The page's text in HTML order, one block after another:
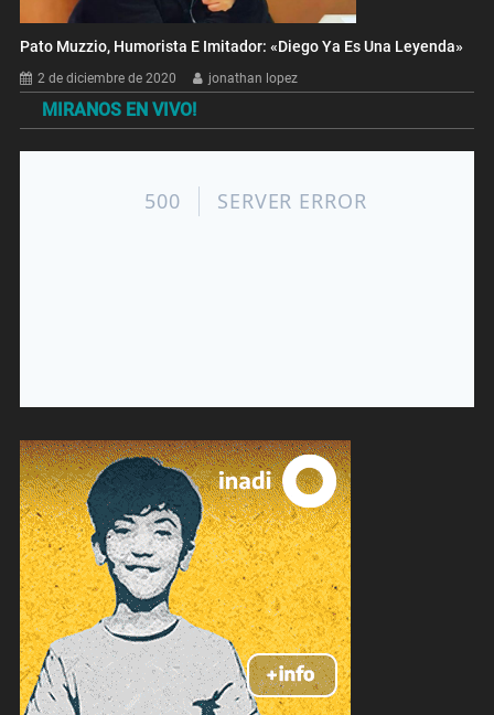
Pato Muzzio, Humorista E Imitador: «Diego Ya Es Una Leyenda»
2 de diciembre de 2020 jonathan lopez
MIRANOS EN VIVO!